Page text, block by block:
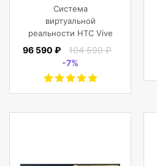
Cosmos Elite
Система
виртуальной
реальности HTC Vive
Cosmos Elite
96 590 ₽
104 590 ₽
-7%